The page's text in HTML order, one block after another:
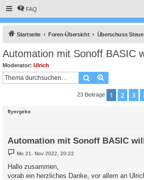
FAQ
Startseite Foren-Übersicht
Automation mit Sonoff BASIC
Moderator: Ulrich
Suche
23 Beiträge 1 2 3
flyergeke
Automation mit Sonoff BASIC
B
e
i
t
r
Mo 21. Nov 2022, 20:22
Hallo zusammen,
vorab ein herzliches Danke, vor allem an